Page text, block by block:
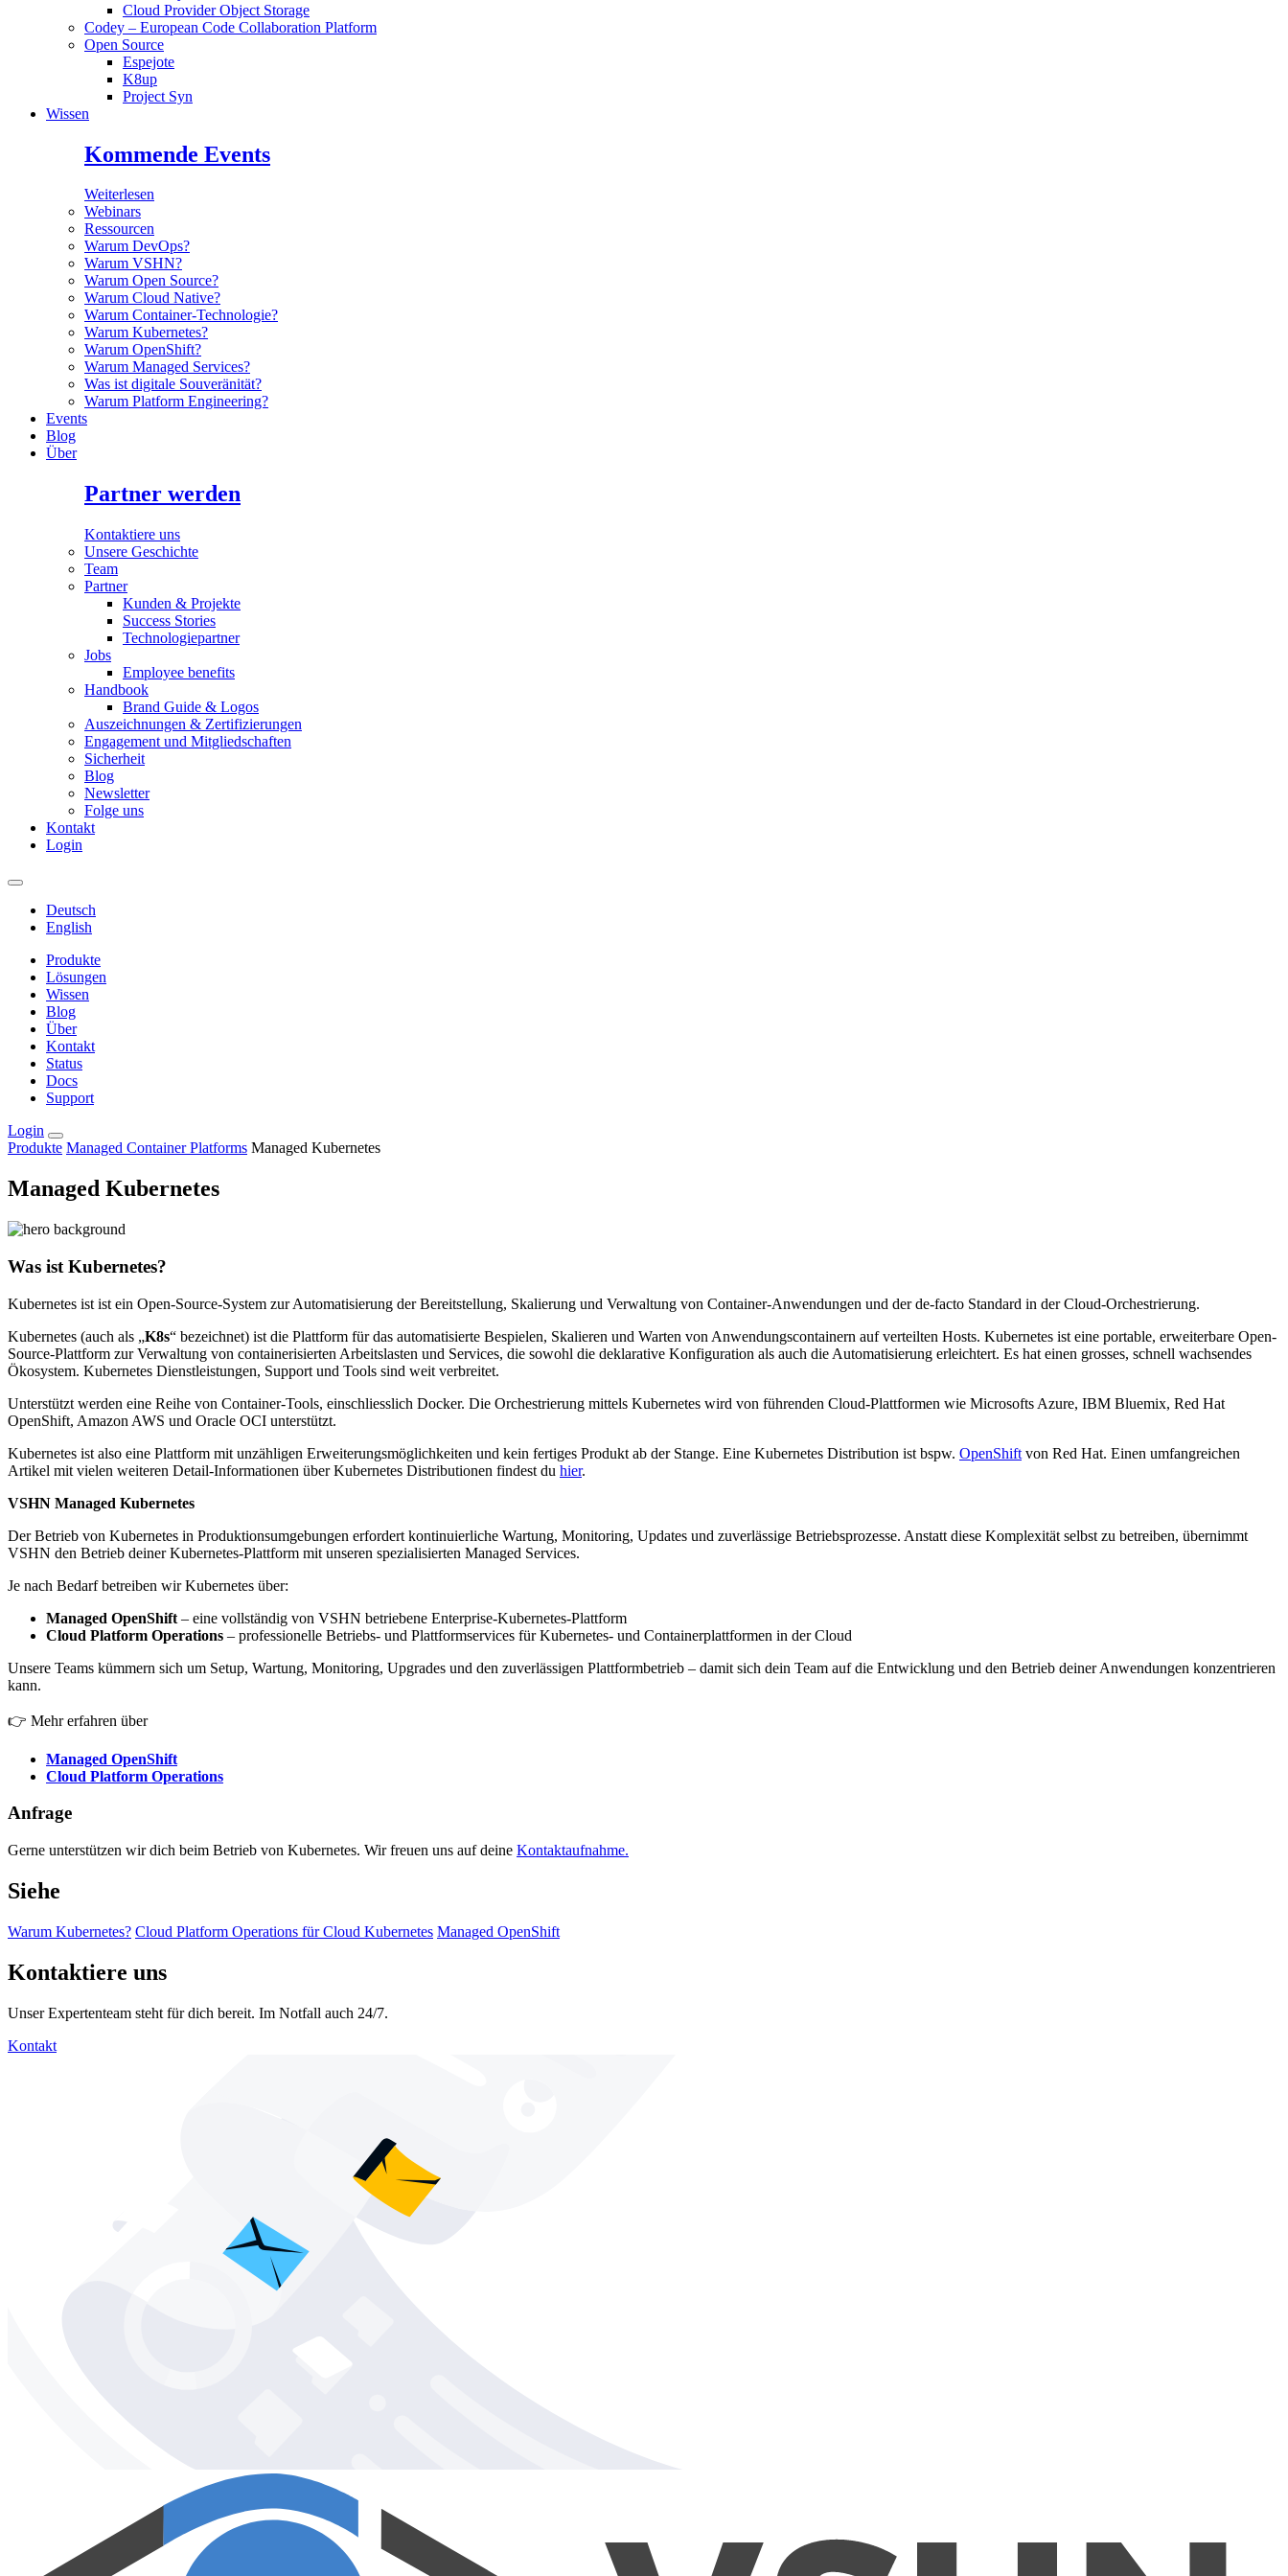
Cloud Provider Object Storage
Codey – European Code Collaboration Platform
Open Source
Espejote
K8up
Project Syn
Wissen
Kommende Events
Weiterlesen
Webinars
Ressourcen
Warum DevOps?
Warum VSHN?
Warum Open Source?
Warum Cloud Native?
Warum Container-Technologie?
Warum Kubernetes?
Warum OpenShift?
Warum Managed Services?
Was ist digitale Souveränität?
Warum Platform Engineering?
Events
Blog
Über
Partner werden
Kontaktiere uns
Unsere Geschichte
Team
Partner
Kunden & Projekte
Success Stories
Technologiepartner
Jobs
Employee benefits
Handbook
Brand Guide & Logos
Auszeichnungen & Zertifizierungen
Engagement und Mitgliedschaften
Sicherheit
Blog
Newsletter
Folge uns
Kontakt
Login
Deutsch
English
Produkte
Lösungen
Wissen
Blog
Über
Kontakt
Status
Docs
Support
Login
Produkte Managed Container Platforms Managed Kubernetes
Managed Kubernetes
Was ist Kubernetes?
Kubernetes ist ist ein Open-Source-System zur Automatisierung der Bereitstellung, Skalierung und Verwaltung von Container-Anwendungen und der de-facto Standard in der Cloud-Orchestrierung.
Kubernetes (auch als „K8s“ bezeichnet) ist die Plattform für das automatisierte Bespielen, Skalieren und Warten von Anwendungscontainern auf verteilten Hosts. Kubernetes ist eine portable, erweiterbare Open-
Source-Plattform zur Verwaltung von containerisierten Arbeitslasten und Services, die sowohl die deklarative Konfiguration als auch die Automatisierung erleichtert. Es hat einen grosses, schnell wachsendes
Ökosystem. Kubernetes Dienstleistungen, Support und Tools sind weit verbreitet.
Unterstützt werden eine Reihe von Container-Tools, einschliesslich Docker. Die Orchestrierung mittels Kubernetes wird von führenden Cloud-Plattformen wie Microsofts Azure, IBM Bluemix, Red Hat
OpenShift, Amazon AWS und Oracle OCI unterstützt.
Kubernetes ist also eine Plattform mit unzähligen Erweiterungsmöglichkeiten und kein fertiges Produkt ab der Stange. Eine Kubernetes Distribution ist bspw. OpenShift von Red Hat. Einen umfangreichen
Artikel mit vielen weiteren Detail-Informationen über Kubernetes Distributionen findest du hier.
VSHN Managed Kubernetes
Der Betrieb von Kubernetes in Produktionsumgebungen erfordert kontinuierliche Wartung, Monitoring, Updates und zuverlässige Betriebsprozesse. Anstatt diese Komplexität selbst zu betreiben, übernimmt
VSHN den Betrieb deiner Kubernetes-Plattform mit unseren spezialisierten Managed Services.
Je nach Bedarf betreiben wir Kubernetes über:
Managed OpenShift – eine vollständig von VSHN betriebene Enterprise-Kubernetes-Plattform
Cloud Platform Operations – professionelle Betriebs- und Plattformservices für Kubernetes- und Containerplattformen in der Cloud
Unsere Teams kümmern sich um Setup, Wartung, Monitoring, Upgrades und den zuverlässigen Plattformbetrieb – damit sich dein Team auf die Entwicklung und den Betrieb deiner Anwendungen konzentrieren
kann.
👉 Mehr erfahren über
Managed OpenShift
Cloud Platform Operations
Anfrage
Gerne unterstützen wir dich beim Betrieb von Kubernetes. Wir freuen uns auf deine Kontaktaufnahme.
Siehe
Warum Kubernetes? Cloud Platform Operations für Cloud Kubernetes Managed OpenShift
Kontaktiere uns
Unser Expertenteam steht für dich bereit. Im Notfall auch 24/7.
Kontakt